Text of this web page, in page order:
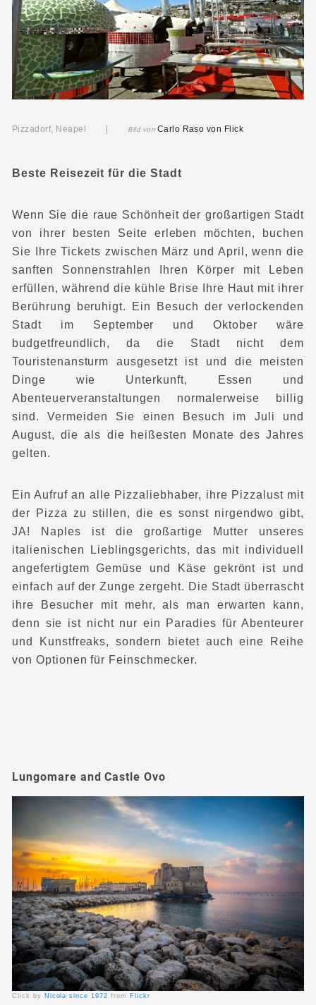
Pizzadorf, Neapel | Bild von Carlo Raso von Flick
Beste Reisezeit für die Stadt
Wenn Sie die raue Schönheit der großartigen Stadt
von ihrer besten Seite erleben möchten, buchen
Sie Ihre Tickets zwischen März und April, wenn die
sanften Sonnenstrahlen Ihren Körper mit Leben
erfüllen, während die kühle Brise Ihre Haut mit ihrer
Berührung beruhigt. Ein Besuch der verlockenden
Stadt im September und Oktober wäre
budgetfreundlich, da die Stadt nicht dem
Touristenansturm ausgesetzt ist und die meisten
Dinge wie Unterkunft, Essen und
Abenteuerveranstaltungen normalerweise billig
sind. Vermeiden Sie einen Besuch im Juli und
August, die als die heißesten Monate des Jahres
gelten.
Ein Aufruf an alle Pizzaliebhaber, ihre Pizzalust mit
der Pizza zu stillen, die es sonst nirgendwo gibt,
JA! Naples ist die großartige Mutter unseres
italienischen Lieblingsgerichts, das mit individuell
angefertigtem Gemüse und Käse gekrönt ist und
einfach auf der Zunge zergeht. Die Stadt überrascht
ihre Besucher mit mehr, als man erwarten kann,
denn sie ist nicht nur ein Paradies für Abenteurer
und Kunstfreaks, sondern bietet auch eine Reihe
von Optionen für Feinschmecker.
Click by Nicola since 1972 from Flickr
Lungomare and Castle Ovo